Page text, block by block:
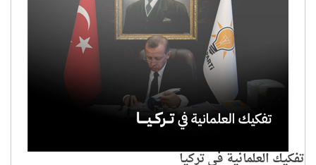
تفكيك العلمانية في تركيا